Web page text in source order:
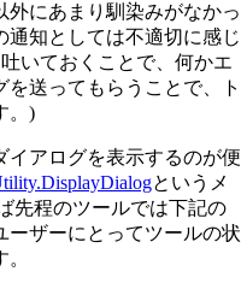
外にあまり馴染みがなかっ
通知としては不適切に感じ
いておくことで、何かエ
送ってもらうことで、ト
。)
イアログを表示するのが便
というメ
先程のツールでは下記の
ーザーにとってツールの状